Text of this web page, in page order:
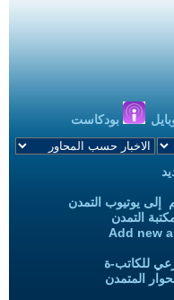
بودكاست
إلى يوتيوب التمدن
التمدن
Add new
للكاتب-ة
المتمدن